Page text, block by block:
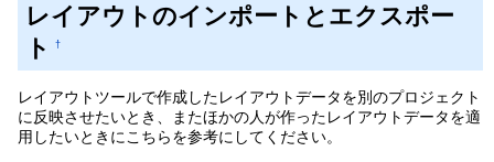
レイアウトのインポートとエクスポー
ト
†
レイアウトツールで作成したレイアウトデータを別のプロジェクト
に反映させたいとき、またほかの人が作ったレイアウトデータを適
用したいときにこちらを参考にしてください。